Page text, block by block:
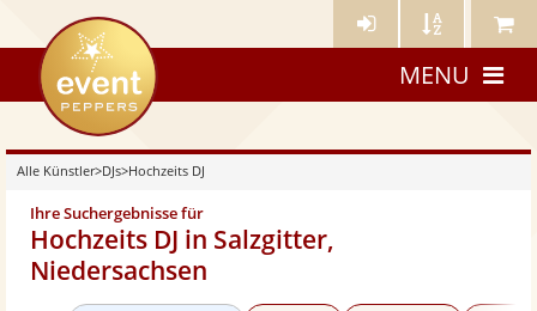
Künstler- Künstler Meine
eventpeppers
MENU
Alle Künstler>DJs>Hochzeits DJ
Ihre Suchergebnisse für
Hochzeits DJ in Salzgitter,
Niedersachsen